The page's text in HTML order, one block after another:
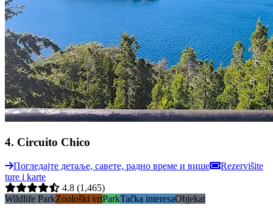
4. Circuito Chico
Погледајте детаље, савете, радно време и више
Rezervišite
ture i karte
4.8 (1,465)
Wildlife ParkZoološki vrtParkTačka interesaObjekat